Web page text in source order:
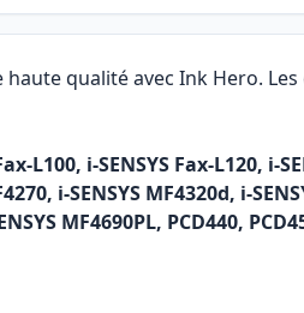
qualité avec Ink Hero.
i-SENSYS Fax-L120, i-
i-SENSYS MF4320d, i-
MF4690PL, PCD440,